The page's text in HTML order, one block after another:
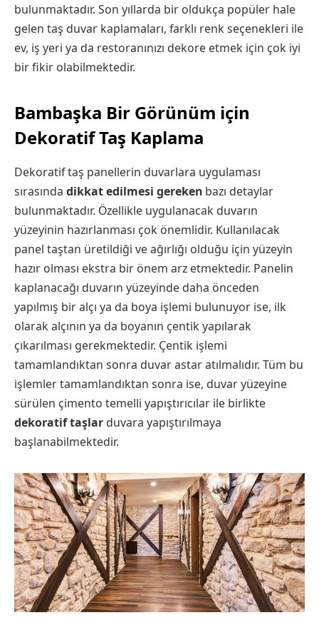
bulunmaktadır. Son yıllarda bir oldukça popüler hale
gelen taş duvar kaplamaları, farklı renk seçenekleri ile
ev, iş yeri ya da restoranınızı dekore etmek için çok iyi
bir fikir olabilmektedir.
Bambaşka Bir Görünüm için
Dekoratif Taş Kaplama
Dekoratif taş panellerin duvarlara uygulaması
sırasında dikkat edilmesi gereken bazı detaylar
bulunmaktadır. Özellikle uygulanacak duvarın
yüzeyinin hazırlanması çok önemlidir. Kullanılacak
panel taştan üretildiği ve ağırlığı olduğu için yüzeyin
hazır olması ekstra bir önem arz etmektedir. Panelin
kaplanacağı duvarın yüzeyinde daha önceden
yapılmış bir alçı ya da boya işlemi bulunuyor ise, ilk
olarak alçının ya da boyanın çentik yapılarak
çıkarılması gerekmektedir. Çentik işlemi
tamamlandıktan sonra duvar astar atılmalıdır. Tüm bu
işlemler tamamlandıktan sonra ise, duvar yüzeyine
sürülen çimento temelli yapıştırıcılar ile birlikte
dekoratif taşlar duvara yapıştırılmaya
başlanabilmektedir.